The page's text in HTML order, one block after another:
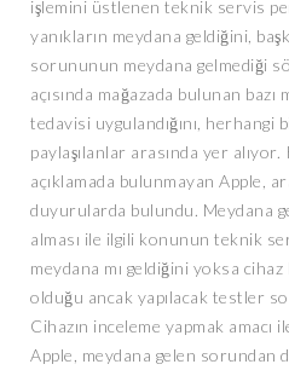
işlemini üstlenen teknik servis
yanıkların meydana geldiğini,
sorununun meydana gelmediği
açısında mağazada bulunan
tedavisi uygulandığını, herhangi
paylaşılanlar arasında yer
açıklamada bulunmayan Apple,
duyurularda bulundu. Meydana
alması ile ilgili konunun teknik
meydana mı geldiğini yoksa
olduğu ancak yapılacak testler
Cihazın inceleme yapmak amacı
Apple, meydana gelen sorundan